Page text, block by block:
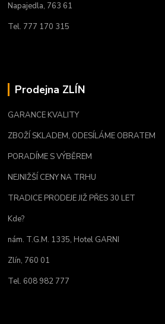
Napajedla, 763 61
Tel. 777 170 315
Prodejna ZLÍN
GARANCE KVALITY
ZBOŽÍ SKLADEM, ODESÍLÁME OBRATEM
PORADÍME S VÝBĚREM
NEJNIŽŠÍ CENY NA TRHU
TRADICE PRODEJE JIŽ PŘES 30 LET
Kde?
nám. T.G.M. 1335, Hotel GARNI
Zlín, 760 01
Tel. 608 982 777